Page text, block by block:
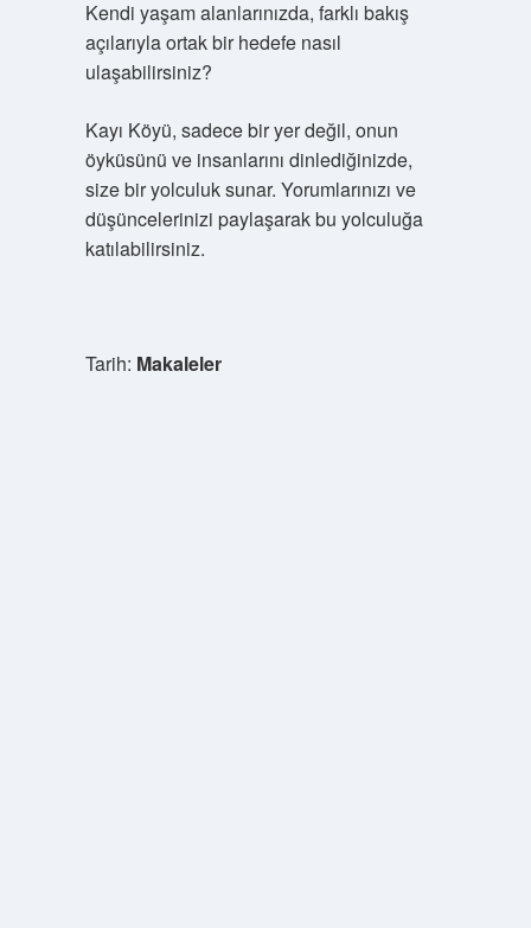
Kendi yaşam alanlarınızda, farklı bakış
açılarıyla ortak bir hedefe nasıl
ulaşabilirsiniz?
Kayı Köyü, sadece bir yer değil, onun
öyküsünü ve insanlarını dinlediğinizde,
size bir yolculuk sunar. Yorumlarınızı ve
düşüncelerinizi paylaşarak bu yolculuğa
katılabilirsiniz.
Tarih: Makaleler